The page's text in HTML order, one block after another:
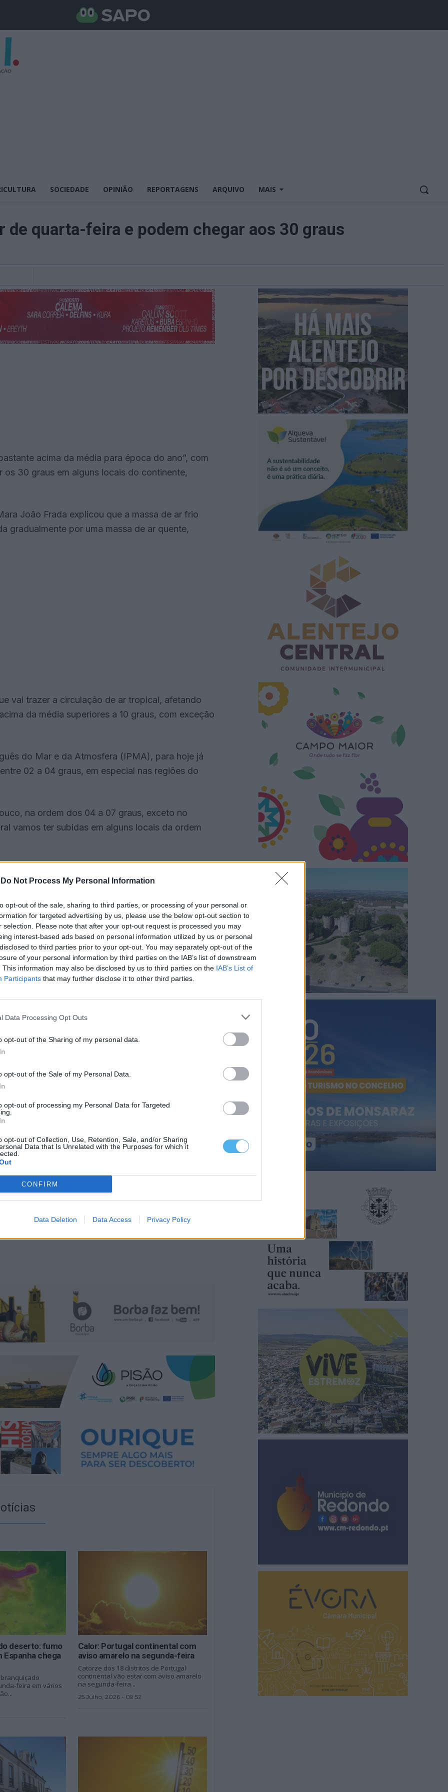
Do Not Process My Personal Information
opt-out of the sale, sharing to third parties, or processing of your personal or
for targeted advertising by us, please use the below opt-out section to
selection. Please note that after your opt-out request is processed you may
interest-based ads based on personal information utilized by us or personal
to third parties prior to your opt-out. You may separately opt-out of the
of your personal information by third parties on the IAB’s list of downstream
This information may also be disclosed by us to third parties on the IAB’s List of
Participants that may further disclose it to other third parties.
Data Processing Opt Outs
opt-out of the Sharing of my personal data.
opt-out of the Sale of my Personal Data.
opt-out of processing my Personal Data for Targeted
opt-out of Collection, Use, Retention, Sale, and/or Sharing
Data that Is Unrelated with the Purposes for which it
CONFIRM
Data Deletion Data Access Privacy Policy
SOCIEDADE OPINIÃO REPORTAGENS ARQUIVO MAIS
quarta-feira e podem chegar aos 30 graus
acima da média para época do ano”, com
30 graus em alguns locais do continente,
João Frada explicou que a massa de ar frio
gradualmente por uma massa de ar quente,
vai trazer a circulação de ar tropical, afetando
da média superiores a 10 graus, com exceção
do Mar e da Atmosfera (IPMA), para hoje já
02 a 04 graus, em especial nas regiões do
na ordem dos 04 a 07 graus, exceto no
vamos ter subidas em alguns locais da ordem
quente acima da média para a época do
máxima vão variar entre os 25 e os 28 graus,
Algarve, sendo inferiores a 25 graus. No Vale do
interior) e Alto Alentejo são separadas
máxima estão acima da média e vão começar
IPMA a partir de quinta-feira, com exceção do
Será afetada por uma corrente de leste,
Portugal continental, que terá também
vinda do norte de África”, adiantou.
da Madeira as temperaturas máximas
perto dos 30 graus, não se excluindo
deserto: fumo
Espanha chega
feira em vários
Calor: Portugal continental com
aviso amarelo na segunda-feira
Catorze dos 18 distritos de Portugal
continental vão estar com aviso amarelo
na segunda-feira...
25 Julho, 2026 - 09:52